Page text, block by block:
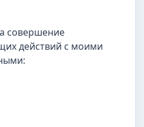
совершение
действий с моими